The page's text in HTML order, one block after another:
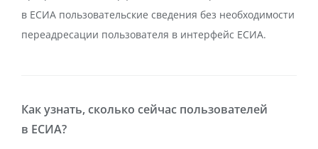
в ЕСИА пользовательские сведения без необходимости
переадресации пользователя в интерфейс ЕСИА.
Как узнать, сколько сейчас пользователей
в ЕСИА?